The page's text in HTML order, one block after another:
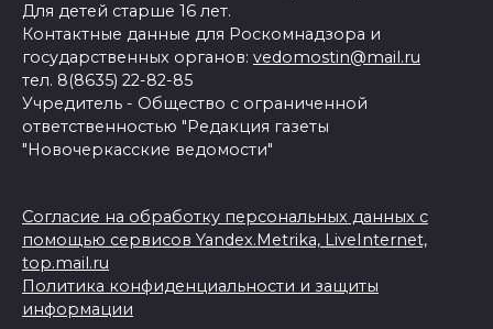
Для детей старше 16 лет.
Контактные данные для Роскомнадзора и
государственных органов: vedomostin@mail.ru
тел. 8(8635) 22-82-85
Учредитель - Общество с ограниченной
ответственностью "Редакция газеты
"Новочеркасские ведомости"
Согласие на обработку персональных данных с
помощью сервисов Yandex.Metrika, LiveInternet,
top.mail.ru
Политика конфиденциальности и защиты
информации